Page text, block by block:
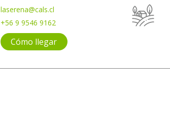
laserena@cals.cl
+56 9 9546 9162
Cómo llegar